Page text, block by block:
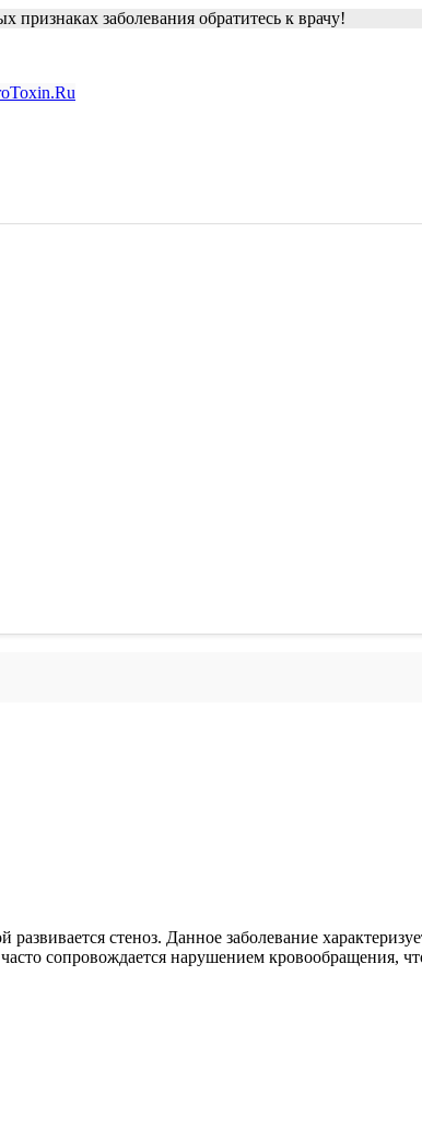
заболевания обратитесь к врачу!
стеноз. Данное заболевание
сопровождается нарушением кровообращения,